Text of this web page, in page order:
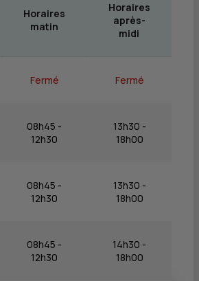
Horaires
matin
Horaires
après-
midi
Fermé Fermé
08h45 -
12h30
13h30 -
18h00
08h45 -
12h30
13h30 -
18h00
08h45 -
12h30
14h30 -
18h00